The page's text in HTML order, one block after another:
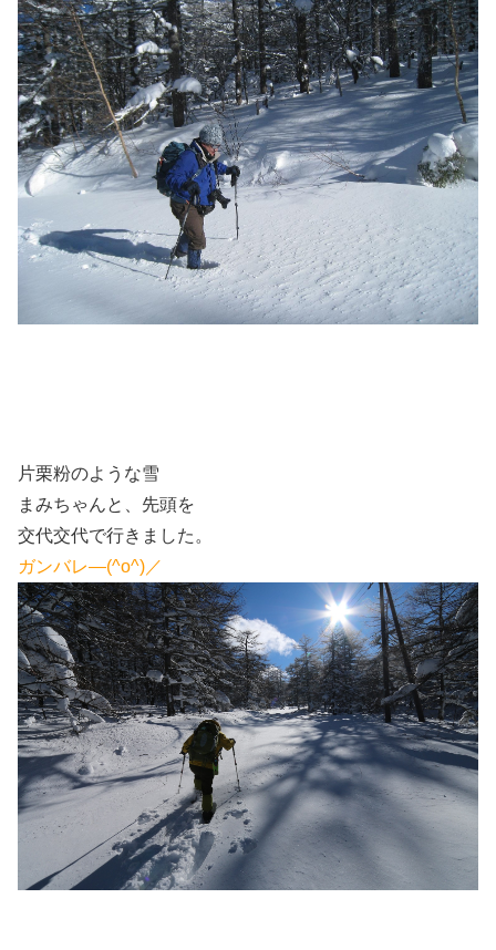
片栗粉のような雪
まみちゃんと、先頭を
交代交代で行きました。
ガンバレ―(^o^)／